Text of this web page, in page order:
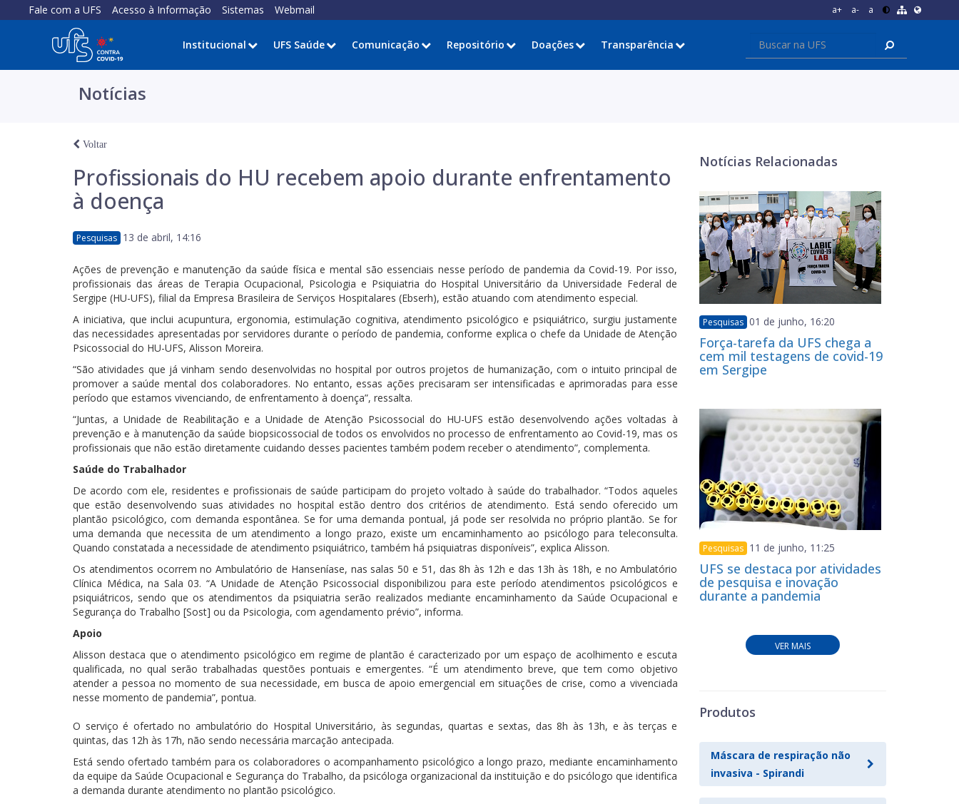
Fale com a UFS Acesso à Informação Sistemas Webmail a+ a- a
Institucional UFS Saúde Comunicação Repositório Doações Transparência
Notícias
Voltar
Profissionais do HU recebem apoio durante enfrentamento
à doença
Pesquisas 13 de abril, 14:16
Ações de prevenção e manutenção da saúde física e mental são essenciais nesse período de pandemia da Covid-19. Por isso,
profissionais das áreas de Terapia Ocupacional, Psicologia e Psiquiatria do Hospital Universitário da Universidade Federal de
Sergipe (HU-UFS), filial da Empresa Brasileira de Serviços Hospitalares (Ebserh), estão atuando com atendimento especial.
A iniciativa, que inclui acupuntura, ergonomia, estimulação cognitiva, atendimento psicológico e psiquiátrico, surgiu justamente
das necessidades apresentadas por servidores durante o período de pandemia, conforme explica o chefe da Unidade de Atenção
Psicossocial do HU-UFS, Alisson Moreira.
“São atividades que já vinham sendo desenvolvidas no hospital por outros projetos de humanização, com o intuito principal de
promover a saúde mental dos colaboradores. No entanto, essas ações precisaram ser intensificadas e aprimoradas para esse
período que estamos vivenciando, de enfrentamento à doença”, ressalta.
“Juntas, a Unidade de Reabilitação e a Unidade de Atenção Psicossocial do HU-UFS estão desenvolvendo ações voltadas à
prevenção e à manutenção da saúde biopsicossocial de todos os envolvidos no processo de enfrentamento ao Covid-19, mas os
profissionais que não estão diretamente cuidando desses pacientes também podem receber o atendimento”, complementa.
Saúde do Trabalhador
De acordo com ele, residentes e profissionais de saúde participam do projeto voltado à saúde do trabalhador. “Todos aqueles
que estão desenvolvendo suas atividades no hospital estão dentro dos critérios de atendimento. Está sendo oferecido um
plantão psicológico, com demanda espontânea. Se for uma demanda pontual, já pode ser resolvida no próprio plantão. Se for
uma demanda que necessita de um atendimento a longo prazo, existe um encaminhamento ao psicólogo para teleconsulta.
Quando constatada a necessidade de atendimento psiquiátrico, também há psiquiatras disponíveis”, explica Alisson.
Os atendimentos ocorrem no Ambulatório de Hanseníase, nas salas 50 e 51, das 8h às 12h e das 13h às 18h, e no Ambulatório
Clínica Médica, na Sala 03. “A Unidade de Atenção Psicossocial disponibilizou para este período atendimentos psicológicos e
psiquiátricos, sendo que os atendimentos da psiquiatria serão realizados mediante encaminhamento da Saúde Ocupacional e
Segurança do Trabalho [Sost] ou da Psicologia, com agendamento prévio”, informa.
Apoio
Alisson destaca que o atendimento psicológico em regime de plantão é caracterizado por um espaço de acolhimento e escuta
qualificada, no qual serão trabalhadas questões pontuais e emergentes. “É um atendimento breve, que tem como objetivo
atender a pessoa no momento de sua necessidade, em busca de apoio emergencial em situações de crise, como a vivenciada
nesse momento de pandemia”, pontua.
O serviço é ofertado no ambulatório do Hospital Universitário, às segundas, quartas e sextas, das 8h às 13h, e às terças e
quintas, das 12h às 17h, não sendo necessária marcação antecipada.
Está sendo ofertado também para os colaboradores o acompanhamento psicológico a longo prazo, mediante encaminhamento
da equipe da Saúde Ocupacional e Segurança do Trabalho, da psicóloga organizacional da instituição e do psicólogo que identifica
a demanda durante atendimento no plantão psicológico.
Notícias Relacionadas
Pesquisas 01 de junho, 16:20
Força-tarefa da UFS chega a
cem mil testagens de covid-19
em Sergipe
Pesquisas 11 de junho, 11:25
UFS se destaca por atividades
de pesquisa e inovação
durante a pandemia
VER MAIS
Produtos
Máscara de respiração não
invasiva - Spirandi